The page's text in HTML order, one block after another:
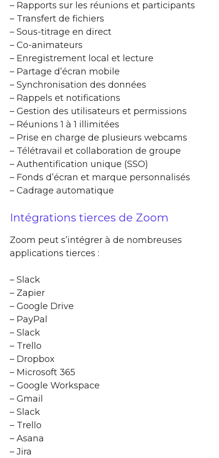
– Rapports sur les réunions et participants
– Transfert de fichiers
– Sous-titrage en direct
– Co-animateurs
– Enregistrement local et lecture
– Partage d’écran mobile
– Synchronisation des données
– Rappels et notifications
– Gestion des utilisateurs et permissions
– Réunions 1 à 1 illimitées
– Prise en charge de plusieurs webcams
– Télétravail et collaboration de groupe
– Authentification unique (SSO)
– Fonds d’écran et marque personnalisés
– Cadrage automatique
Intégrations tierces de Zoom
Zoom peut s’intégrer à de nombreuses
applications tierces :
– Slack
– Zapier
– Google Drive
– PayPal
– Slack
– Trello
– Dropbox
– Microsoft 365
– Google Workspace
– Gmail
– Slack
– Trello
– Asana
– Jira